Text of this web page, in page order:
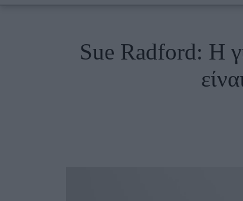
Woman PowerSue Radford: Η